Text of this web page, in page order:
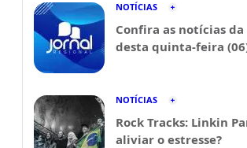
NOTÍCIAS
Confira as notícias da
desta quinta-feira
NOTÍCIAS
Rock Tracks: Linkin
aliviar o estresse?